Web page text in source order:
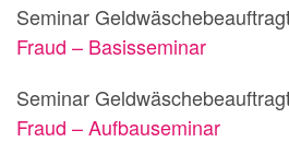
Seminar
Fraud – Basisseminar
Seminar
Fraud – Aufbauseminar